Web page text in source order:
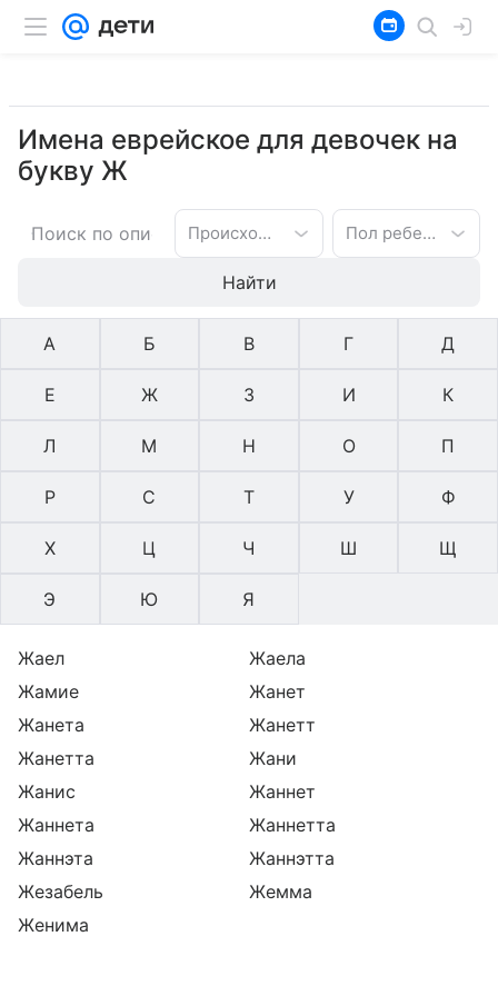
Имена еврейское для девочек на
букву Ж
Происхождение имени Пол ребенка
Найти
А Б В Г Д
Е Ж З И К
Л М Н О П
Р С Т У Ф
Х Ц Ч Ш Щ
Э Ю Я
Жаел
Жаела
Жамие
Жанет
Жанета
Жанетт
Жанетта
Жани
Жанис
Жаннет
Жаннета
Жаннетта
Жаннэта
Жаннэтта
Жезабель
Жемма
Женима